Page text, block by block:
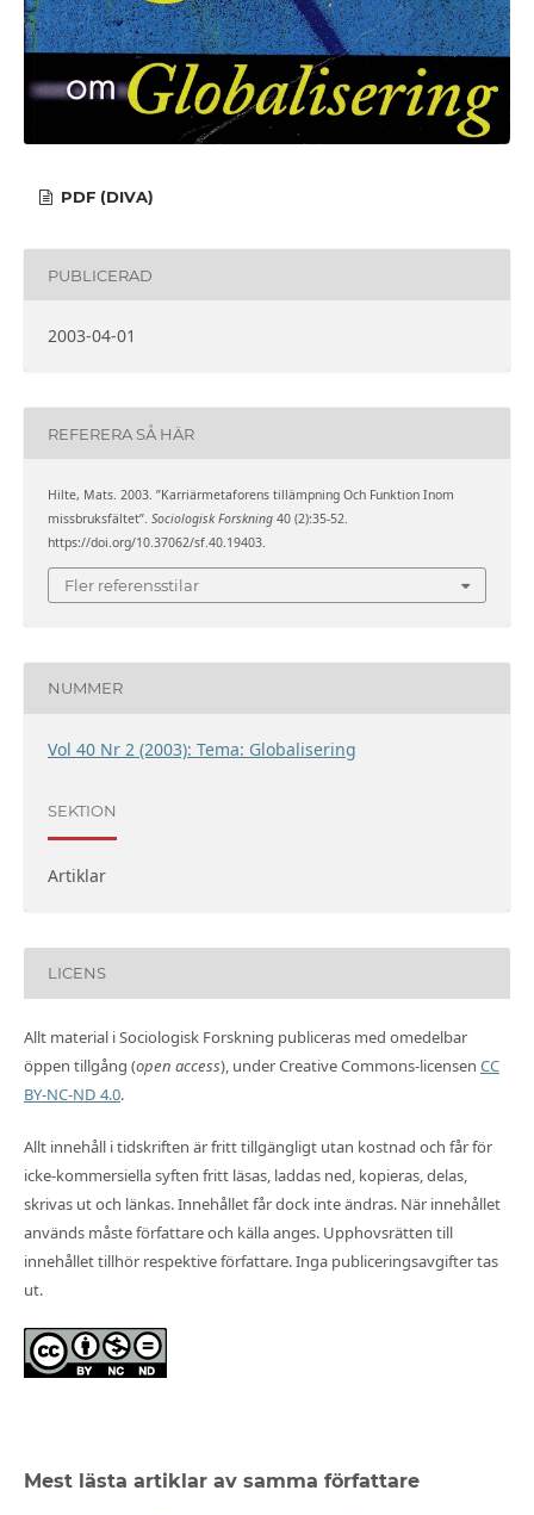
PDF (DIVA)
PUBLICERAD
2003-04-01
REFERERA SÅ HÄR
Hilte, Mats. 2003. ”Karriärmetaforens tillämpning Och Funktion Inom
missbruksfältet”. Sociologisk Forskning40 (2):35-52.
https://doi.org/10.37062/sf.40.19403.
Fler referensstilar
NUMMER
Vol 40 Nr 2 (2003): Tema: Globalisering
SEKTION
Artiklar
LICENS
Allt material i Sociologisk Forskning publiceras med omedelbar
öppen tillgång (open access), under Creative Commons-licensen CC
BY-NC-ND 4.0.
Allt innehåll i tidskriften är fritt tillgängligt utan kostnad och får för
icke-kommersiella syften fritt läsas, laddas ned, kopieras, delas,
skrivas ut och länkas. Innehållet får dock inte ändras. När innehållet
används måste författare och källa anges. Upphovsrätten till
innehållet tillhör respektive författare. Inga publiceringsavgifter tas
ut.
Mest lästa artiklar av samma författare